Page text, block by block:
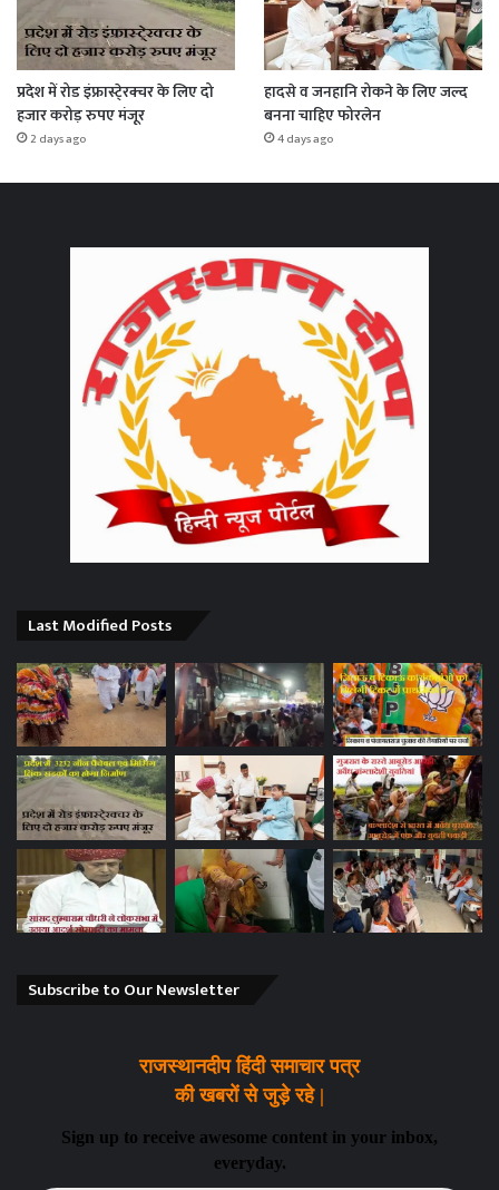
प्रदेश में रोड इंफ्रास्टे्रक्चर के लिए दो
हजार करोड़ रुपए मंजूर
2 days ago
हादसे व जनहानि रोकने के लिए जल्द
बनना चाहिए फोरलेन
4 days ago
Last Modified Posts
Subscribe to Our Newsletter
राजस्थानदीप हिंदी समाचार पत्र
की खबरों से जुड़े रहे |
Sign up to receive awesome content in your inbox,
everyday.